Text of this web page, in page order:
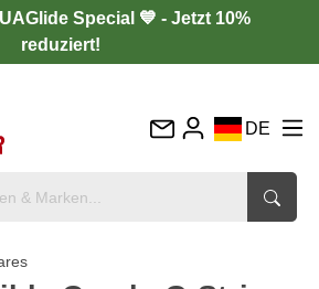
Special 💙 - Jetzt 10%
reduziert!
DE
IT